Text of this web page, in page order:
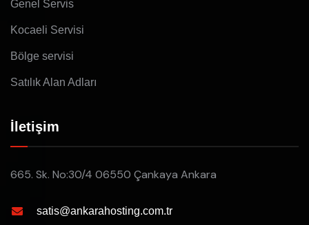
Genel Servis
Kocaeli Servisi
Bölge servisi
Satılık Alan Adları
İletişim
665. Sk. No:30/4 06550 Çankaya Ankara
satis@ankarahosting.com.tr